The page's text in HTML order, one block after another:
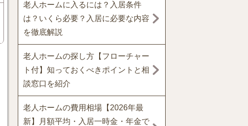
老人ホームに入るには？入居条件
は？いくら必要？入居に必要な内容
を徹底解説
老人ホームの探し方【フローチャー
ト付】知っておくべきポイントと相
談窓口を紹介
老人ホームの費用相場【2026年最
新】月額平均・入居一時金・年金で